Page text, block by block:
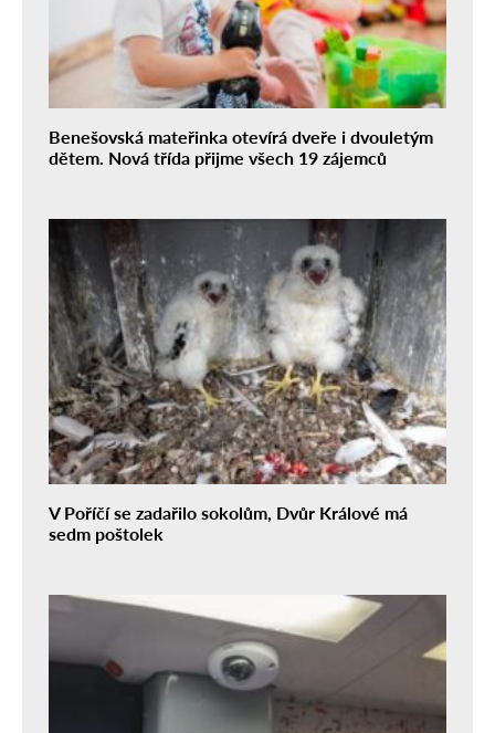
Benešovská mateřinka otevírá dveře i dvouletým
dětem. Nová třída přijme všech 19 zájemců
V Poříčí se zadařilo sokolům, Dvůr Králové má
sedm poštolek